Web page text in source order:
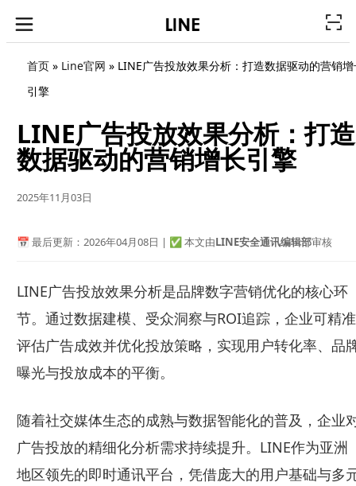
首页» Line官网 » LINE广告投放效果分析：打造数据驱动的营销增
引擎
LINE广告投放效果分析：打造
数据驱动的营销增长引擎
2025年11月03日
📅 最后更新：2026年04月08日 | ✅ 本文由LINE安全通讯编辑部审核
LINE广告投放效果分析是品牌数字营销优化的核心环
节。通过数据建模、受众洞察与ROI追踪，企业可精准
评估广告成效并优化投放策略，实现用户转化率、品
曝光与投放成本的平衡。
随着社交媒体生态的成熟与数据智能化的普及，企业
广告投放的精细化分析需求持续提升。LINE作为亚洲
地区领先的即时通讯平台，凭借庞大的用户基础与多